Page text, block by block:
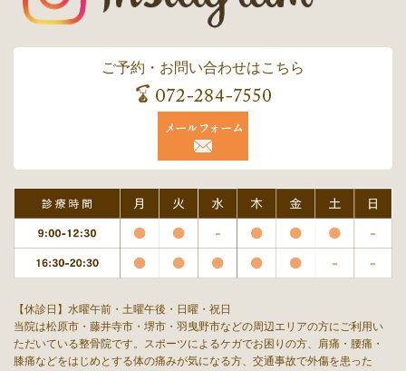
ご予約・お問い合わせはこちら
【休診日】水曜午前・土曜午後・日曜・祝日
当院は松原市・藤井寺市・堺市・羽曳野市などの周辺エリアの方にご利用い
ただいている整骨院です。スポーツによるケガでお困りの方、肩痛・腰痛・
膝痛などをはじめとする体の痛みが気になる方、交通事故で外傷を患った